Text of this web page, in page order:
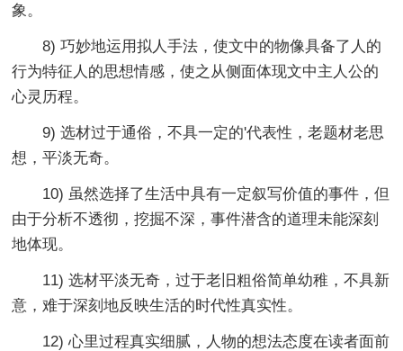
象。
8) 巧妙地运用拟人手法，使文中的物像具备了人的
行为特征人的思想情感，使之从侧面体现文中主人公的
心灵历程。
9) 选材过于通俗，不具一定的'代表性，老题材老思
想，平淡无奇。
10) 虽然选择了生活中具有一定叙写价值的事件，但
由于分析不透彻，挖掘不深，事件潜含的道理未能深刻
地体现。
11) 选材平淡无奇，过于老旧粗俗简单幼稚，不具新
意，难于深刻地反映生活的时代性真实性。
12) 心里过程真实细腻，人物的想法态度在读者面前